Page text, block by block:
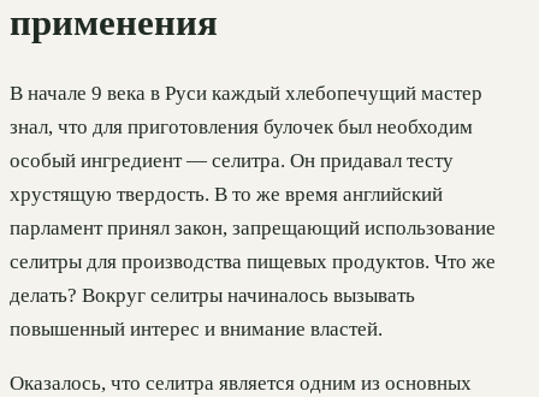
применения
В начале 9 века в Руси каждый хлебопечущий мастер
знал, что для приготовления булочек был необходим
особый ингредиент — селитра. Он придавал тесту
хрустящую твердость. В то же время английский
парламент принял закон, запрещающий использование
селитры для производства пищевых продуктов. Что же
делать? Вокруг селитры начиналось вызывать
повышенный интерес и внимание властей.
Оказалось, что селитра является одним из основных